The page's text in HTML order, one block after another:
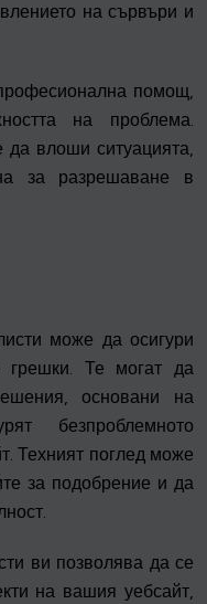
на сървъри и
помощ,
на проблема.
да влоши ситуацията,
за разрешаване в
може да осигури
грешки. Те могат да
основани на
безпроблемното
Техният поглед може
за подобрение и да
ви позволява да се
на вашия уебсайт,